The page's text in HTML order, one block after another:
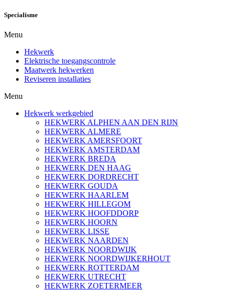
Specialisme
Menu
Hekwerk
Elektrische toegangscontrole
Maatwerk hekwerken
Reviseren installaties
Menu
Hekwerk werkgebied
HEKWERK ALPHEN AAN DEN RIJN
HEKWERK ALMERE
HEKWERK AMERSFOORT
HEKWERK AMSTERDAM
HEKWERK BREDA
HEKWERK DEN HAAG
HEKWERK DORDRECHT
HEKWERK GOUDA
HEKWERK HAARLEM
HEKWERK HILLEGOM
HEKWERK HOOFDDORP
HEKWERK HOORN
HEKWERK LISSE
HEKWERK NAARDEN
HEKWERK NOORDWIJK
HEKWERK NOORDWIJKERHOUT
HEKWERK ROTTERDAM
HEKWERK UTRECHT
HEKWERK ZOETERMEER